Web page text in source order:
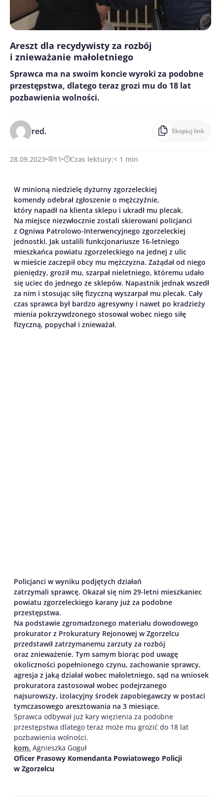
Areszt dla recydywisty za rozbój
i znieważanie małoletniego
Sprawca ma na swoim koncie wyroki za podobne
przestępstwa, dlatego teraz grozi mu do 18 lat
pozbawienia wolności.
red. Skopiuj link
28.09.2023 11 Czas lektury:< 1 min
W minioną niedzielę dyżurny zgorzeleckiej
komendy odebrał zgłoszenie o mężczyźnie,
który napadł na klienta sklepu i ukradł mu plecak.
Na miejsce niezwłocznie zostali skierowani policjanci
z Ogniwa Patrolowo-Interwencyjnego zgorzeleckiej
jednostki. Jak ustalili funkcjonariusze 16-letniego
mieszkańca powiatu zgorzeleckiego na jednej z ulic
w mieście zaczepił obcy mu mężczyzna. Zażądał od niego
pieniędzy, groził mu, szarpał nieletniego, któremu udało
się uciec do jednego ze sklepów. Napastnik jednak wszedł
za nim i stosując siłę fizyczną wyszarpał mu plecak. Cały
czas sprawca był bardzo agresywny i nawet po kradzieży
mienia pokrzywdzonego stosował wobec niego siłę
fizyczną, popychał i znieważał.
Policjanci w wyniku podjętych działań
zatrzymali sprawcę. Okazał się nim 29-letni mieszkaniec
powiatu zgorzeleckiego karany już za podobne
przestępstwa.
Na podstawie zgromadzonego materiału dowodowego
prokurator z Prokuratury Rejonowej w Zgorzelcu
przedstawił zatrzymanemu zarzuty za rozbój
oraz znieważenie. Tym samym biorąc pod uwagę
okoliczności popełnionego czynu, zachowanie sprawcy,
agresja z jaką działał wobec małoletniego, sąd na wniosek
prokuratora zastosował wobec podejrzanego
najsurowszy, izolacyjny środek zapobiegawczy w postaci
tymczasowego aresztowania na 3 miesiące.
Sprawca odbywał już kary więzienia za podobne
przestępstwa dlatego teraz może mu grozić do 18 lat
pozbawienia wolności.
kom. Agnieszka Goguł
Oficer Prasowy Komendanta Powiatowego Policji
w Zgorzelcu